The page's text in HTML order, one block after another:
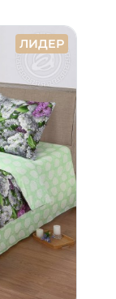
ЛИДЕР